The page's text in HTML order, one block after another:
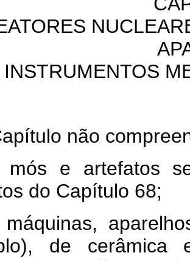
INSTRUMENTOS
não
e artefatos
do Capítulo 68;
de